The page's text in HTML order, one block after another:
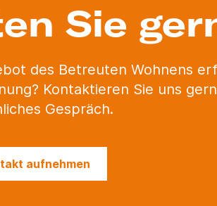
Sie
des Betreuten Wohnens
Kontaktieren Sie uns
Gespräch.
aufnehmen